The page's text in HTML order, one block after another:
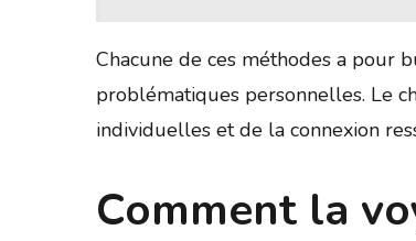
Chacune de ces méthodes a pour
problématiques personnelles. Le
individuelles et de la connexion
Comment la